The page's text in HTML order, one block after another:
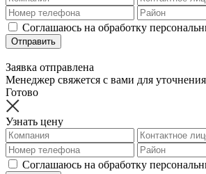
Соглашаюсь на обработку
Отправить
Заявка отправлена
Менеджер свяжется с вами для уточнения
Готово
Узнать цену
Соглашаюсь на обработку